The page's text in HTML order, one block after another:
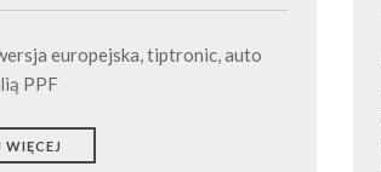
europejska, tiptronic, auto
PPF